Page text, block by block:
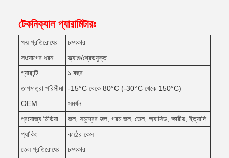
টেকনিক্যাল প্যারামিটারঃ
ক্ষয় প্রতিরোধের
চমৎকার
সংযোগের ধরন
ফ্ল্যাঞ্জ/থ্রেডযুক্ত
গ্যারান্টি
১ বছর
তাপমাত্রা পরিসীমা -15°C থেকে 80°C (-30°C থেকে 150°C)
OEM
সমর্থন
প্রযোজ্য মিডিয়া
জল, সমুদ্রের জল, গরম জল, তেল, অ্যাসিড, ক্ষারীয়, ইত্যাদি
প্যাকিং
কাঠের কেস
তেল প্রতিরোধের
চমৎকার